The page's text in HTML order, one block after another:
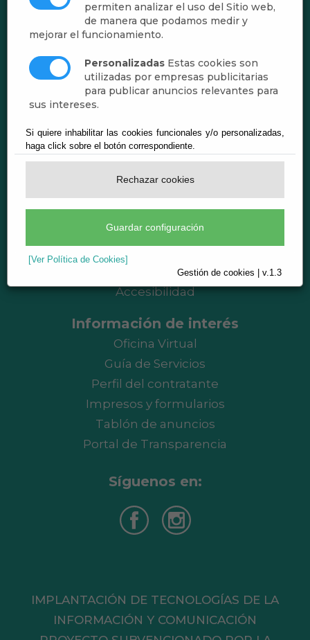
permiten analizar el uso del Sitio web,
de manera que podamos medir y
mejorar el funcionamiento.
Personalizadas Estas cookies son
utilizadas por empresas publicitarias
para publicar anuncios relevantes para
sus intereses.
Si quiere inhabilitar las cookies funcionales y/o personalizadas,
haga click sobre el botón correspondiente.
Rechazar cookies
Guardar configuración
[Ver Política de Cookies]
Gestión de cookies | v.1.3
Ayuntamiento de Abrucena
CIF: P-0400200-B
Plaza de Andalucía, 1 - 04520 Abrucena
registro@abrucena.es
Aviso legal
Política de Cookies
Accesibilidad
Información de interés
Oficina Virtual
Guía de Servicios
Perfil del contratante
Impresos y formularios
Tablón de anuncios
Portal de Transparencia
Síguenos en:
IMPLANTACIÓN DE TECNOLOGÍAS DE LA
INFORMACIÓN Y COMUNICACIÓN